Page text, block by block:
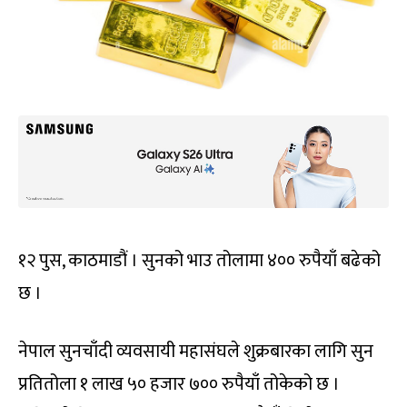
१२ पुस, काठमाडौं । सुनको भाउ तोलामा ४०० रुपैयाँ बढेको
छ ।
नेपाल सुनचाँदी व्यवसायी महासंघले शुक्रबारका लागि सुन
प्रतितोला १ लाख ५० हजार ७०० रुपैयाँ तोकेको छ ।